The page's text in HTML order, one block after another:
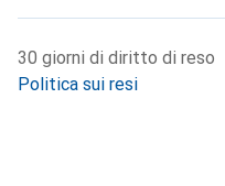
30 giorni di diritto di reso
Politica sui resi